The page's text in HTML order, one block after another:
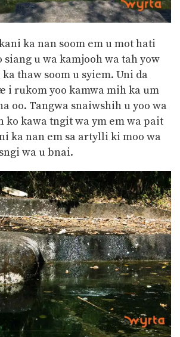
ka nan soom em u mot hati
siang u wa kamjooh wa tah yow
thaw soom u syiem. Uni da
i rukom yoo kamwa mih ka um
oo. Tangwa snaiwshih u yoo wa
ko kawa tngit wa ym em wa pait
ka nan em sa artylli ki moo wa
wa u bnai.